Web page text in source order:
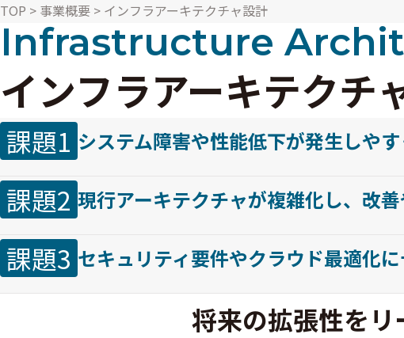
TOP > 事業概要 > インフラアーキテクチャ設計
Infrastructure
インフラアーキテクチ
課題1 システム障害や性能低下が発生しや
課題2 現行アーキテクチャが複雑化し、改
課題3 セキュリティ要件やクラウド最適化
将来の拡張性をリ